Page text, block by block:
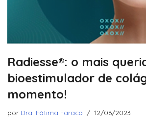
Radiesse®: o mais
bioestimulador de
momento!
por Dra. Fátima Faraco 12/06/2023